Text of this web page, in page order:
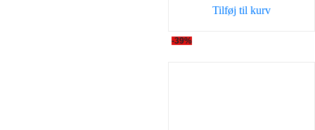
Tilføj til kurv
-39%